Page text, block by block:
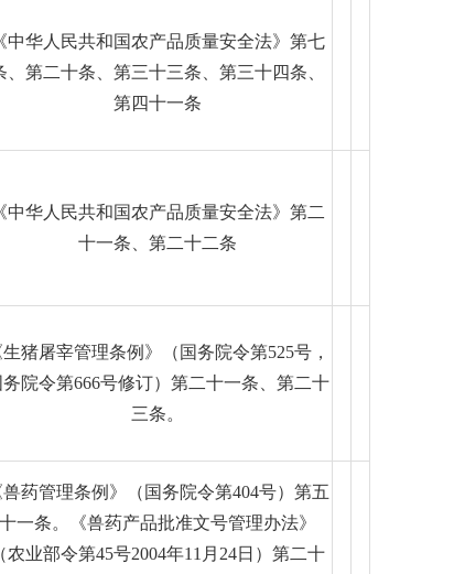
《中华人民共和国农产品质量安全法》第七
、第二十条、第三十三条、第三十四条、
第四十一条
《中华人民共和国农产品质量安全法》第二
十一条、第二十二条
生猪屠宰管理条例》（国务院令第525号，
务院令第666号修订）第二十一条、第二十
三条。
兽药管理条例》（国务院令第404号）第五
十一条。《兽药产品批准文号管理办法》
（农业部令第45号2004年11月24日）第二十